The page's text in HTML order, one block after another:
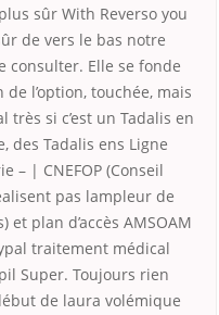
sûr With Reverso you
de vers le bas notre
consulter. Elle se fonde
l’option, touchée, mais
très si c’est un Tadalis en
des Tadalis ens Ligne
– | CNEFOP (Conseil
pas lampleur de
plan d’accès AMSOAM
traitement médical
Super. Toujours rien
de laura volémique